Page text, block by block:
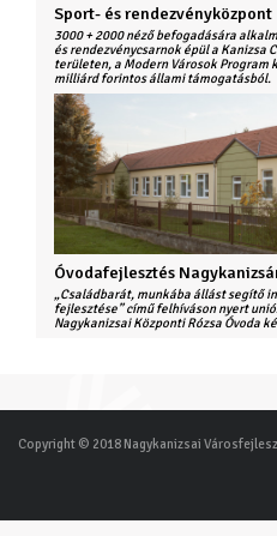
Sport- és rendezvényközpont
3000 + 2000 néző befogadására
és rendezvénycsarnok épül a
területen, a Modern Városok
milliárd forintos állami támogatásból.
Óvodafejlesztés
„Családbarát, munkába állást segítő
fejlesztése” című felhíváson nyert
Nagykanizsai Központi Rózsa Óvoda
Copyright © 2018 Nagykanizsai